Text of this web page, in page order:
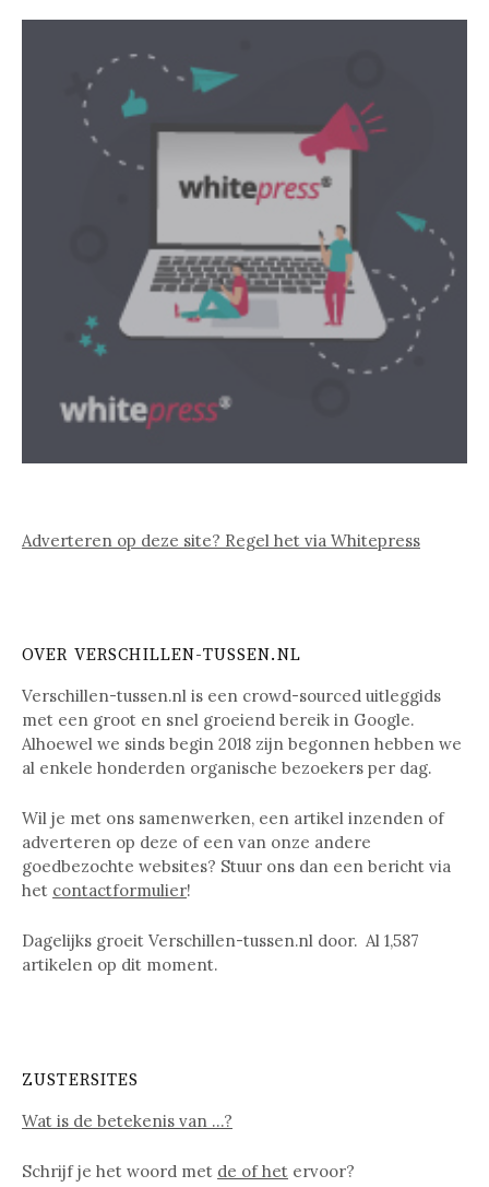
Adverteren op deze site? Regel het via Whitepress
OVER VERSCHILLEN-TUSSEN.NL
Verschillen-tussen.nl is een crowd-sourced uitleggids
met een groot en snel groeiend bereik in Google.
Alhoewel we sinds begin 2018 zijn begonnen hebben we
al enkele honderden organische bezoekers per dag.
Wil je met ons samenwerken, een artikel inzenden of
adverteren op deze of een van onze andere
goedbezochte websites? Stuur ons dan een bericht via
het contactformulier!
Dagelijks groeit Verschillen-tussen.nl door. Al 1,587
artikelen op dit moment.
ZUSTERSITES
Wat is de betekenis van …?
Schrijf je het woord met de of het ervoor?